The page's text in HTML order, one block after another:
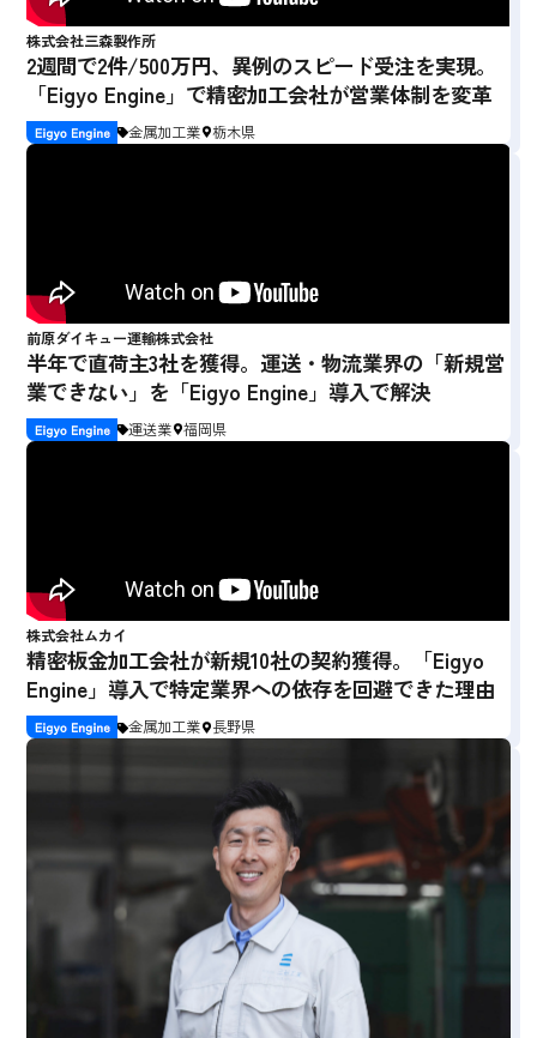
株式会社三森製作所
2週間で2件/500万円、異例のスピード受注を実現。
「Eigyo Engine」で精密加工会社が営業体制を変革
金属加工業 栃木県
前原ダイキュー運輸株式会社
半年で直荷主3社を獲得。運送・物流業界の「新規営
業できない」を「Eigyo Engine」導入で解決
運送業 福岡県
株式会社ムカイ
精密板金加工会社が新規10社の契約獲得。「Eigyo
Engine」導入で特定業界への依存を回避できた理由
金属加工業 長野県